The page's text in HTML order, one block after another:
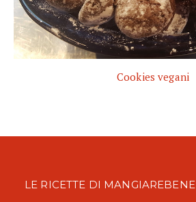
Cookies vegani
LE RICETTE DI MANGIAREBENE